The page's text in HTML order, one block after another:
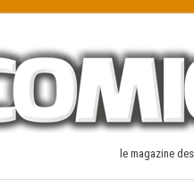
le magazine